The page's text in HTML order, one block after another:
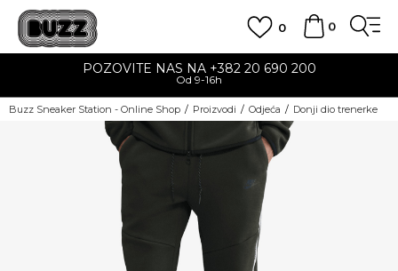
0
0
POZOVITE NAS NA +382 20 690 200
Od 9-16h
Buzz Sneaker Station - Online Shop Proizvodi Odjeća Donji dio trenerke